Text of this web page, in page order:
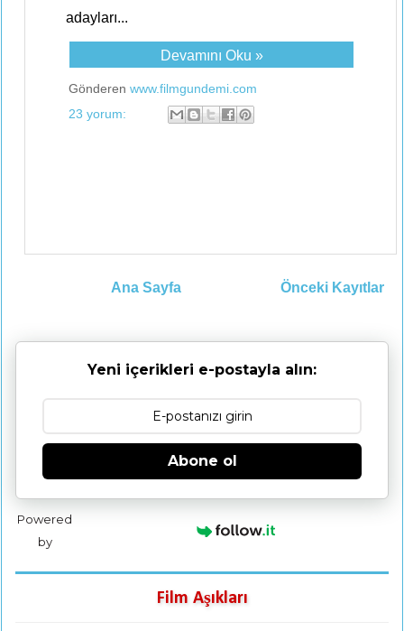
adayları...
Devamını Oku »
Gönderen www.filmgundemi.com
23 yorum:
Önceki Kayıtlar
Ana Sayfa
Yeni içerikleri e-postayla alın:
Abone ol
Powered
by
Film Aşıkları